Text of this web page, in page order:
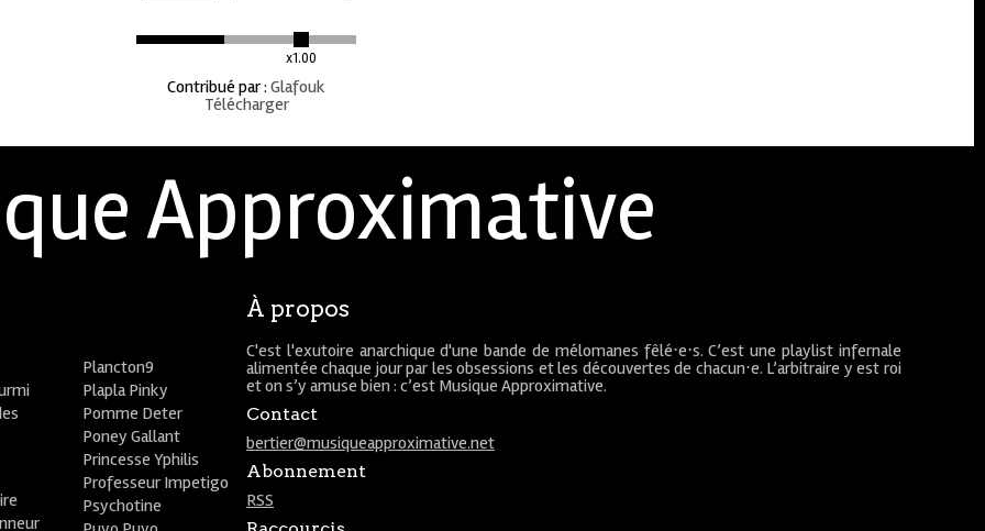
x1.00
Contribué par: Glafouk
Télécharger
Approximative
À propos
C'est l'exutoire anarchique d'une bande de mélomanes fêlé⋅e⋅s. C’est une playlist infernale
alimentée chaque jour par les obsessions et les découvertes de chacun⋅e. L’arbitraire y est roi
et on s’y amuse bien : c’est Musique Approximative.
Contact
bertier@musiqueapproximative.net
Abonnement
RSS
Plancton9
Plapla Pinky
Pomme Deter
Poney Gallant
Princesse Yphilis
Professeur Impetigo
Psychotine